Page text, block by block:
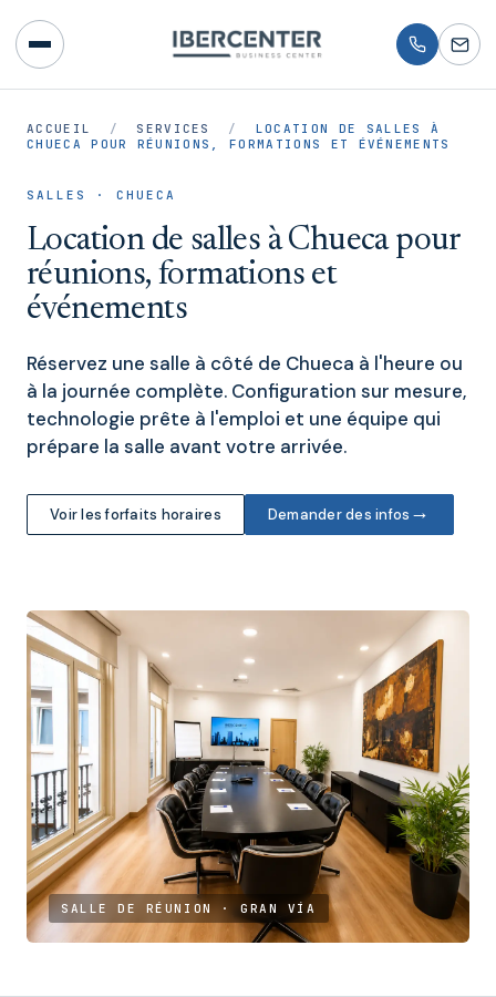
ACCUEIL / SERVICES /
LOCATION DE SALLES À
CHUECA POUR RÉUNIONS, FORMATIONS ET ÉVÉNEMENTS
SALLES · CHUECA
Location de salles à Chueca pour
réunions, formations et
événements
Réservez une salle à côté de Chueca à l'heure ou
à la journée complète. Configuration sur mesure,
technologie prête à l'emploi et une équipe qui
prépare la salle avant votre arrivée.
Demander des infos →
Voir les forfaits horaires
SALLE DE RÉUNION · GRAN VÍA